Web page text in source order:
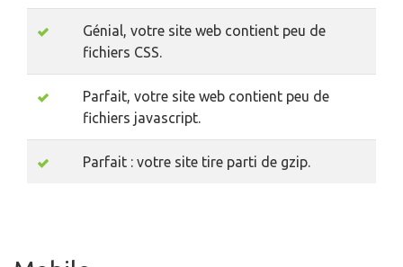
Génial, votre site web contient peu de
fichiers CSS.
Parfait, votre site web contient peu de
fichiers javascript.
Parfait : votre site tire parti de gzip.